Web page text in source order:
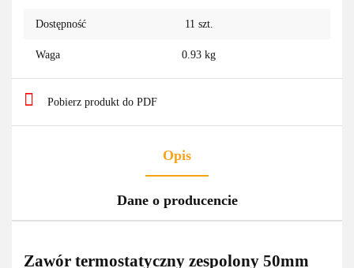
Dostępność 11 szt.
Waga 0.93 kg
Pobierz produkt do PDF
Opis
Dane o producencie
Zawór termostatyczny zespolony 50mm